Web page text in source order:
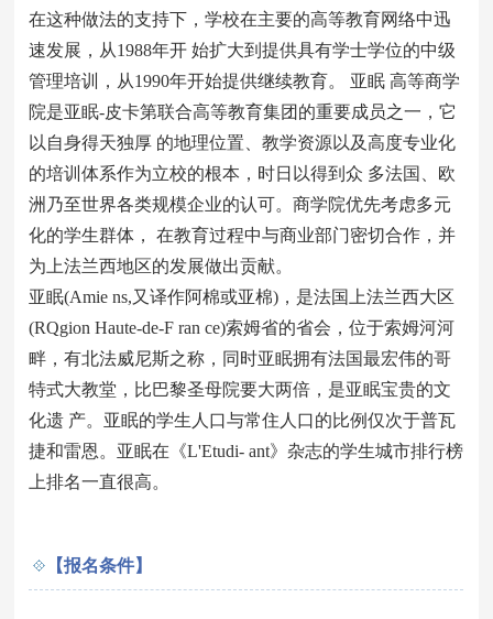
在这种做法的支持下，学校在主要的高等教育网络中迅
速发展，从1988年开 始扩大到提供具有学士学位的中级
管理培训，从1990年开始提供继续教育。 亚眠 高等商学
院是亚眠-皮卡第联合高等教育集团的重要成员之一，它
以自身得天独厚 的地理位置、教学资源以及高度专业化
的培训体系作为立校的根本，时日以得到众 多法国、欧
洲乃至世界各类规模企业的认可。商学院优先考虑多元
化的学生群体， 在教育过程中与商业部门密切合作，并
为上法兰西地区的发展做出贡献。
亚眠(Amie ns,又译作阿棉或亚棉)，是法国上法兰西大区
(RQgion Haute-de-F ran ce)索姆省的省会，位于索姆河河
畔，有北法威尼斯之称，同时亚眠拥有法国最宏伟的哥
特式大教堂，比巴黎圣母院要大两倍，是亚眠宝贵的文
化遗 产。亚眠的学生人口与常住人口的比例仅次于普瓦
捷和雷恩。亚眠在《L'Etudi- ant》杂志的学生城市排行榜
上排名一直很高。
【报名条件】